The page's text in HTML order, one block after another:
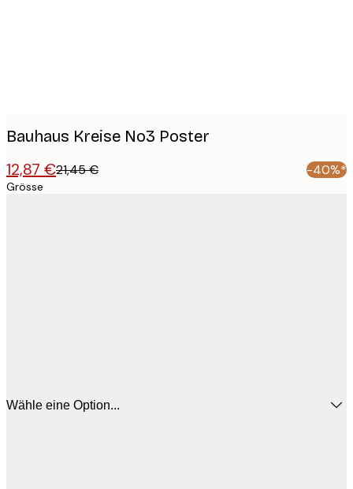
Bauhaus Kreise No3 Poster
12,87 €21,45 € -40%*
Grösse
Wähle eine Option...